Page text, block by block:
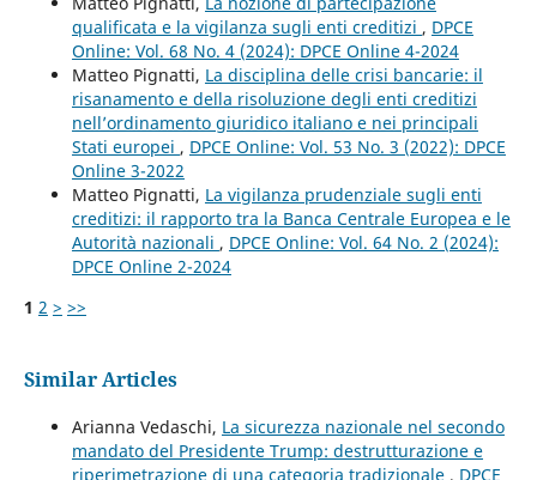
qualificata e la vigilanza sugli enti creditizi , DPCE
Online: Vol. 68 No. 4 (2024): DPCE Online 4-2024
Matteo Pignatti, La disciplina delle crisi bancarie: il
risanamento e della risoluzione degli enti creditizi
nell’ordinamento giuridico italiano e nei principali
Stati europei , DPCE Online: Vol. 53 No. 3 (2022): DPCE
Online 3-2022
Matteo Pignatti, La vigilanza prudenziale sugli enti
creditizi: il rapporto tra la Banca Centrale Europea e le
Autorità nazionali , DPCE Online: Vol. 64 No. 2 (2024):
DPCE Online 2-2024
1 2 > >>
Similar Articles
Arianna Vedaschi, La sicurezza nazionale nel secondo
mandato del Presidente Trump: destrutturazione e
riperimetrazione di una categoria tradizionale , DPCE